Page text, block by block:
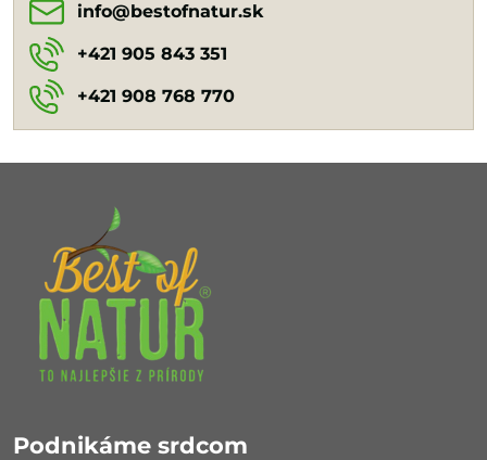
info​@bestofnatur​.sk
+421 905 843 351
+421 908 768 770
Podnikáme srdcom